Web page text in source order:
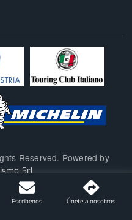
Escríbenos Únete a nosotros
Reserved. Powered by
Srl